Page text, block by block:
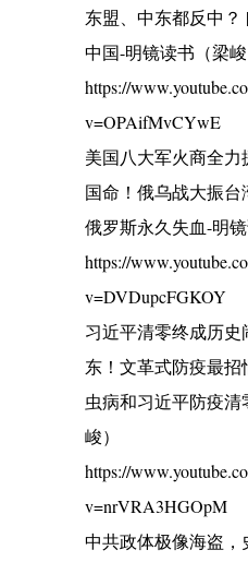
东盟、中东都反中
中国-明镜读书（梁峻
https://
v=OPAifMvCYwE
美国八大军火商全
国命！俄乌战大振
俄罗斯永久失血-明镜
https://
v=DVDupcFGKOY
习近平清零终成历
东！文革式防疫最招
虫病和习近平防疫清
峻）
https://
v=nrVRA3HGOpM
中共政体极像海盗